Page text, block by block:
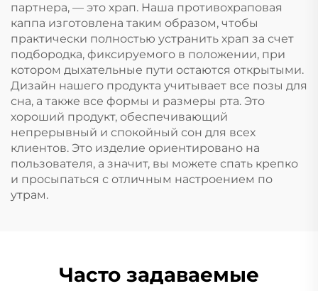
партнера, — это храп. Наша противохраповая
каппа изготовлена таким образом, чтобы
практически полностью устранить храп за счет
подбородка, фиксируемого в положении, при
котором дыхательные пути остаются открытыми.
Дизайн нашего продукта учитывает все позы для
сна, а также все формы и размеры рта. Это
хороший продукт, обеспечивающий
непрерывный и спокойный сон для всех
клиентов. Это изделие ориентировано на
пользователя, а значит, вы можете спать крепко
и просыпаться с отличным настроением по
утрам.
Часто задаваемые